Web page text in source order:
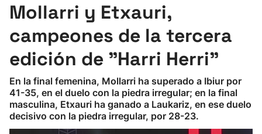
Pelota
Remo
Baloncesto
Ciclismo
Mollarri y Etxauri,
campeones de la tercera
edición de "Harri Herri"
En la final femenina, Mollarri ha superado a Ibiur por
41-35, en el duelo con la piedra irregular; en la final
masculina, Etxauri ha ganado a Laukariz, en ese duelo
decisivo con la piedra irregular, por 28-23.